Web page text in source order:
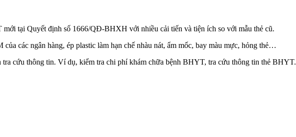
tại Quyết định số 1666/QĐ-BHXH với nhiều cải tiến và tiện ích so với mẫu thẻ cũ.
các ngân hàng, ép plastic làm hạn chế nhàu nát, ẩm mốc, bay màu mực, hỏng thẻ…
cứu thông tin. Ví dụ, kiểm tra chi phí khám chữa bệnh BHYT, tra cứu thông tin thẻ BHYT.